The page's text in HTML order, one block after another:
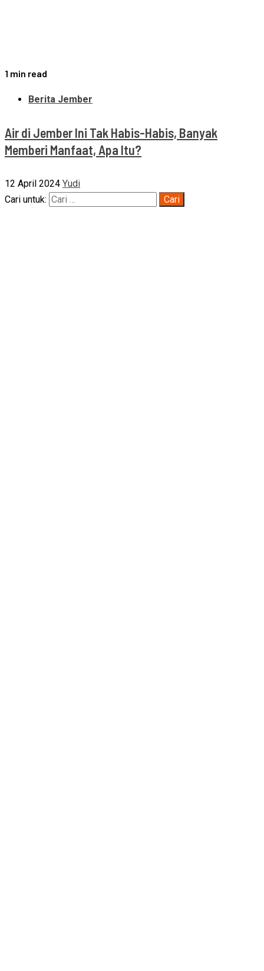
1 min read
Berita Jember
Air di Jember Ini Tak Habis-Habis, Banyak
Memberi Manfaat, Apa Itu?
12 April 2024 Yudi
Cari untuk: